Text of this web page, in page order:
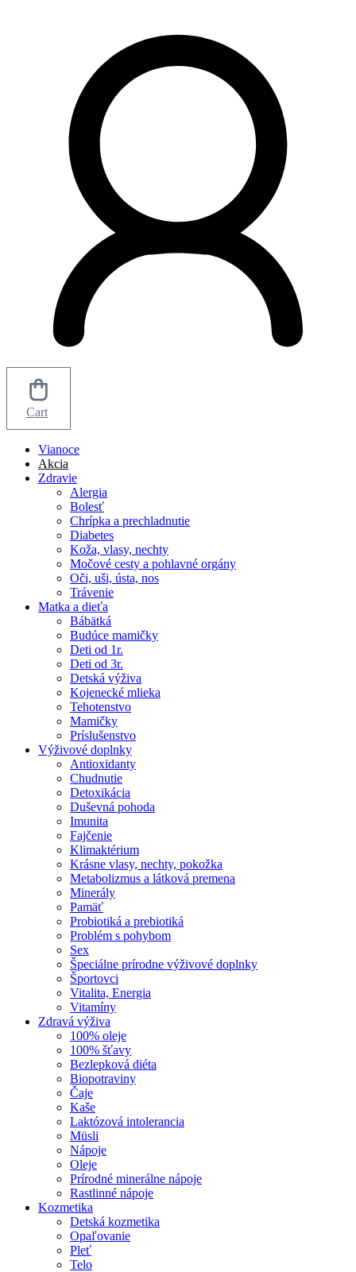
Cart
Vianoce
Akcia
Zdravie
Alergia
Bolesť
Chrípka a prechladnutie
Diabetes
Koža, vlasy, nechty
Močové cesty a pohlavné orgány
Oči, uši, ústa, nos
Trávenie
Matka a dieťa
Bábätká
Budúce mamičky
Deti od 1r.
Deti od 3r.
Detská výživa
Kojenecké mlieka
Tehotenstvo
Mamičky
Príslušenstvo
Výživové doplnky
Antioxidanty
Chudnutie
Detoxikácia
Duševná pohoda
Imunita
Fajčenie
Klimaktérium
Krásne vlasy, nechty, pokožka
Metabolizmus a látková premena
Minerály
Pamäť
Probiotiká a prebiotiká
Problém s pohybom
Sex
Špeciálne prírodne výživové doplnky
Športovci
Vitalita, Energia
Vitamíny
Zdravá výživa
100% oleje
100% šťavy
Bezlepková diéta
Biopotraviny
Čaje
Kaše
Laktózová intolerancia
Müsli
Nápoje
Oleje
Prírodné minerálne nápoje
Rastlinné nápoje
Kozmetika
Detská kozmetika
Opaľovanie
Pleť
Telo